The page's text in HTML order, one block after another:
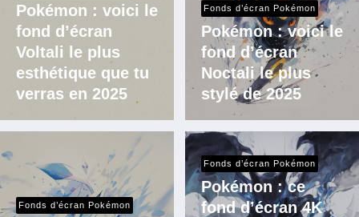
Pokémon : voici le
fond d’écran
Voltali le plus
esthétique que tu
verras en 2025
Fonds d’écran Pokémon
Pokémon : voici le
fond d’écran
Noctali le plus
stylé de 2025
Fonds d’écran Pokémon
Fonds d’écran Pokémon
Pokémon : ce
fond d’écran 4K